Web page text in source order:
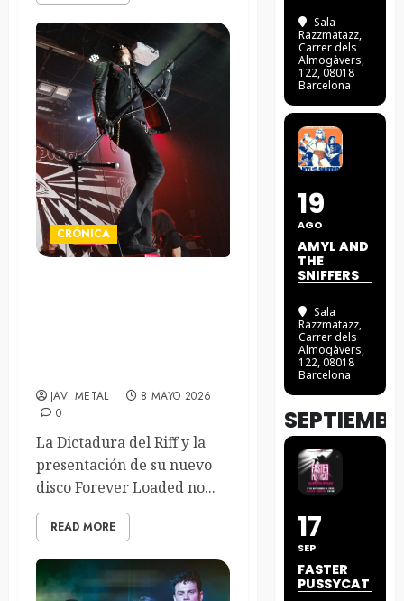
CRÓNICA
JAVI METAL
8 MAYO 2026
0
La Dictadura del Riff y la
presentación de su nuevo
disco Forever Loaded no...
READ MORE
Sala
Razzmatazz,
Carrer dels
Almogàvers,
122, 08018
Barcelona
19
AGO
AMYL AND
THE
SNIFFERS
Sala
Razzmatazz,
Carrer dels
Almogàvers,
122, 08018
Barcelona
17
SEP
FASTER
PUSSYCAT